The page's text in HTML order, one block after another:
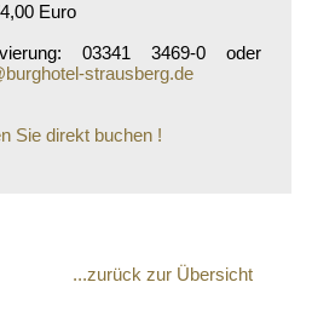
Euro
03341 3469-0 oder
strausberg.de
Sie direkt buchen !
...zurück zur Übersicht